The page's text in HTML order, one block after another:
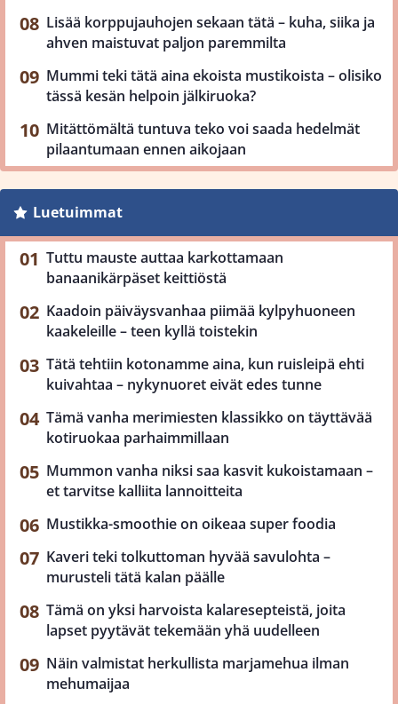
Lisää korppujauhojen sekaan tätä – kuha, siika ja
ahven maistuvat paljon paremmilta
Mummi teki tätä aina ekoista mustikoista – olisiko
tässä kesän helpoin jälkiruoka?
Mitättömältä tuntuva teko voi saada hedelmät
pilaantumaan ennen aikojaan
Luetuimmat
Tuttu mauste auttaa karkottamaan
banaanikärpäset keittiöstä
Kaadoin päiväysvanhaa piimää kylpyhuoneen
kaakeleille – teen kyllä toistekin
Tätä tehtiin kotonamme aina, kun ruisleipä ehti
kuivahtaa – nykynuoret eivät edes tunne
Tämä vanha merimiesten klassikko on täyttävää
kotiruokaa parhaimmillaan
Mummon vanha niksi saa kasvit kukoistamaan –
et tarvitse kalliita lannoitteita
Mustikka-smoothie on oikeaa super foodia
Kaveri teki tolkuttoman hyvää savulohta –
murusteli tätä kalan päälle
Tämä on yksi harvoista kalaresepteistä, joita
lapset pyytävät tekemään yhä uudelleen
Näin valmistat herkullista marjamehua ilman
mehumaijaa